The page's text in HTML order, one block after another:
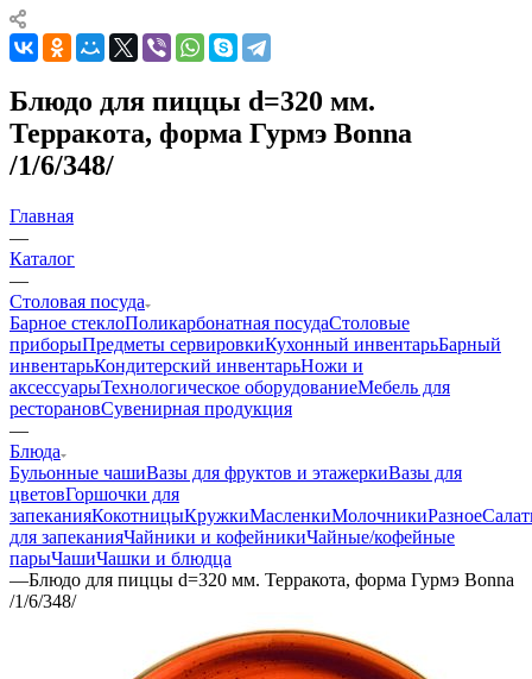
Блюдо для пиццы d=320 мм.
Терракота, форма Гурмэ Bonna
/1/6/348/
Главная
—
Каталог
—
Столовая посуда
Барное стеклоПоликарбонатная посудаСтоловые
приборыПредметы сервировкиКухонный инвентарьБарный
инвентарьКондитерский инвентарьНожи и
аксессуарыТехнологическое оборудованиеМебель для
ресторановСувенирная продукция
—
Блюда
Бульонные чашиВазы для фруктов и этажеркиВазы для
цветовГоршочки для
запеканияКокотницыКружкиМасленкиМолочникиРазное
для запеканияЧайники и кофейникиЧайные/кофейные
парыЧашиЧашки и блюдца
—Блюдо для пиццы d=320 мм. Терракота, форма Гурмэ Bonna
/1/6/348/